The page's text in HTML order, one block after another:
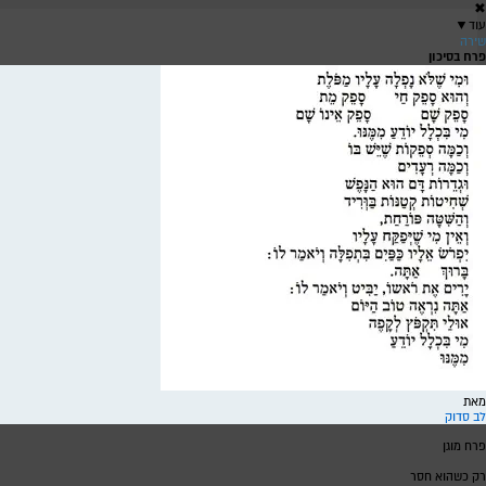
✖
עוד ▼
שירה
פרח בסיכון
מאת
לב סדוק
פרח מוגן
רק כשהוא חסר